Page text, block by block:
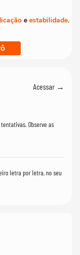
e estabilidade.
Acessar →
Observe as
letra por letra, no seu